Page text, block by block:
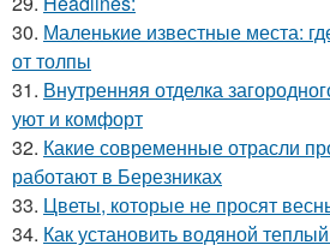
30. Маленькие известные места:
от толпы
31. Внутренняя отделка
уют и комфорт
32. Какие современные отрасли
работают в Березниках
33. Цветы, которые не просят
34. Как установить водяной